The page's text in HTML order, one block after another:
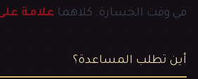
في وقت الخسارة. كلاهما علامة
أين تطلب المساعدة؟